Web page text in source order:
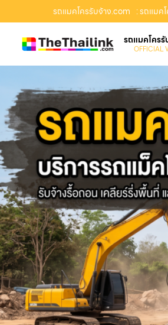
รถแมคโครรับจ้าง.com : รถแมค
รถแมคโคร
OFFICIAL